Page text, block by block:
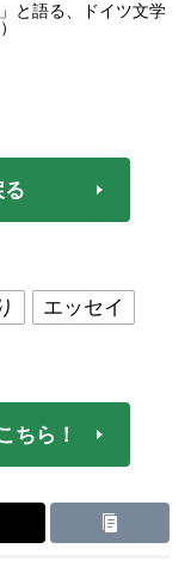
と語る、ドイツ文学
る
エッセイ
ちら！